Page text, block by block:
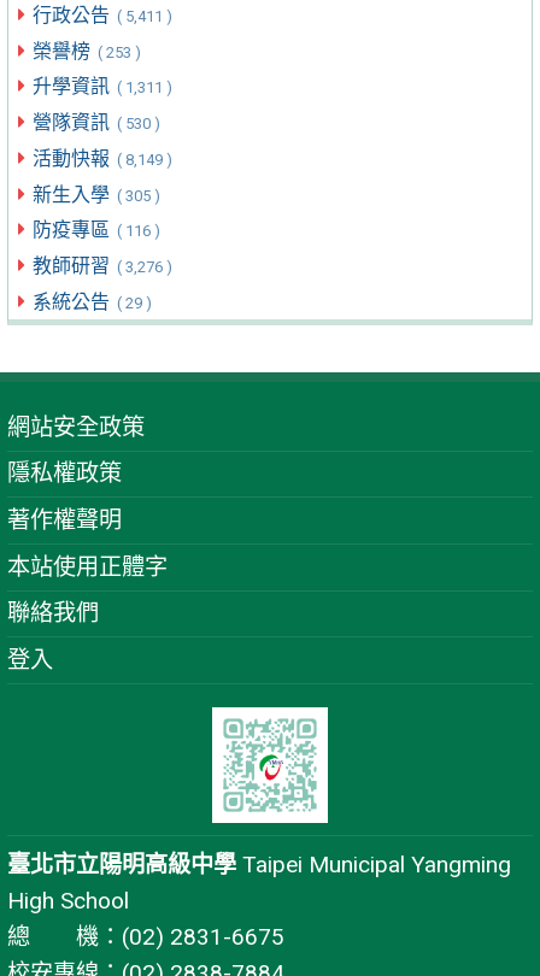
行政公告 ( 5,411 )
榮譽榜 ( 253 )
升學資訊 ( 1,311 )
營隊資訊 ( 530 )
活動快報 ( 8,149 )
新生入學 ( 305 )
防疫專區 ( 116 )
教師研習 ( 3,276 )
系統公告 ( 29 )
網站安全政策
隱私權政策
著作權聲明
本站使用正體字
聯絡我們
登入
臺北市立陽明高級中學 Taipei Municipal Yangming
High School
總 機：(02) 2831-6675